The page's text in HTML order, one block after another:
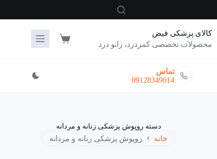
کالای پزشکی فیض
محصولات تخصصی کمردرد، زانو درد
سبد
تماس
09128349014
دسته روپوش پزشکی زنانه و مردانه
خانه
روپوش پزشکی زنانه و مردانه